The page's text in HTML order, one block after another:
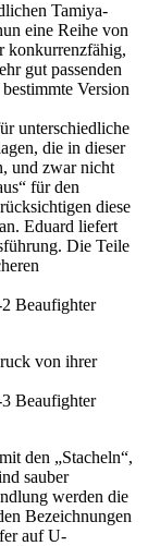
Tamiya-
eine Reihe von
konkurrenzfähig,
gut passenden
Version
unterschiedliche
die in dieser
und zwar nicht
für den
diese
Eduard liefert
Die Teile
von ihrer
den „Stacheln“,
sauber
werden die
Bezeichnungen
auf U-